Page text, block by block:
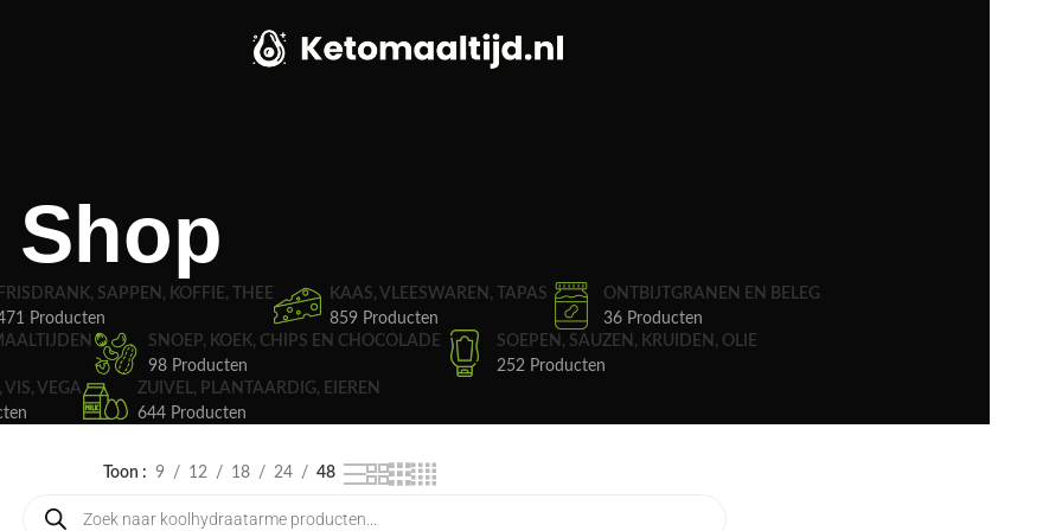
Shop
FRISDRANK, SAPPEN, KOFFIE, THEE
Producten
KAAS, VLEESWAREN, TAPAS
859 Producten
ONTBIJTGRANEN EN BELEG
36 Producten
SNOEP, KOEK, CHIPS EN CHOCOLADE
98 Producten
SOEPEN, SAUZEN, KRUIDEN, OLIE
252 Producten
VIS, VEGA
ZUIVEL, PLANTAARDIG, EIEREN
644 Producten
Toon 9 12 18 24 48